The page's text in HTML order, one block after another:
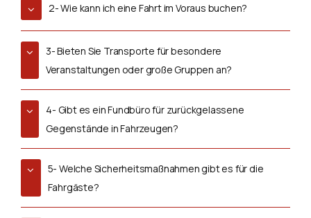
2- Wie kann ich eine Fahrt im Voraus buchen?
3- Bieten Sie Transporte für besondere
Veranstaltungen oder große Gruppen an?
4- Gibt es ein Fundbüro für zurückgelassene
Gegenstände in Fahrzeugen?
5- Welche Sicherheitsmaßnahmen gibt es für die
Fahrgäste?